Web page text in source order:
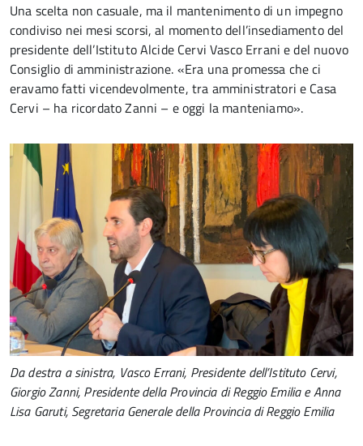
Una scelta non casuale, ma il mantenimento di un impegno
condiviso nei mesi scorsi, al momento dell’insediamento del
presidente dell’Istituto Alcide Cervi Vasco Errani e del nuovo
Consiglio di amministrazione. «Era una promessa che ci
eravamo fatti vicendevolmente, tra amministratori e Casa
Cervi – ha ricordato Zanni – e oggi la manteniamo».
Da destra a sinistra, Vasco Errani, Presidente dell’Istituto Cervi,
Giorgio Zanni, Presidente della Provincia di Reggio Emilia e Anna
Lisa Garuti, Segretaria Generale della Provincia di Reggio Emilia